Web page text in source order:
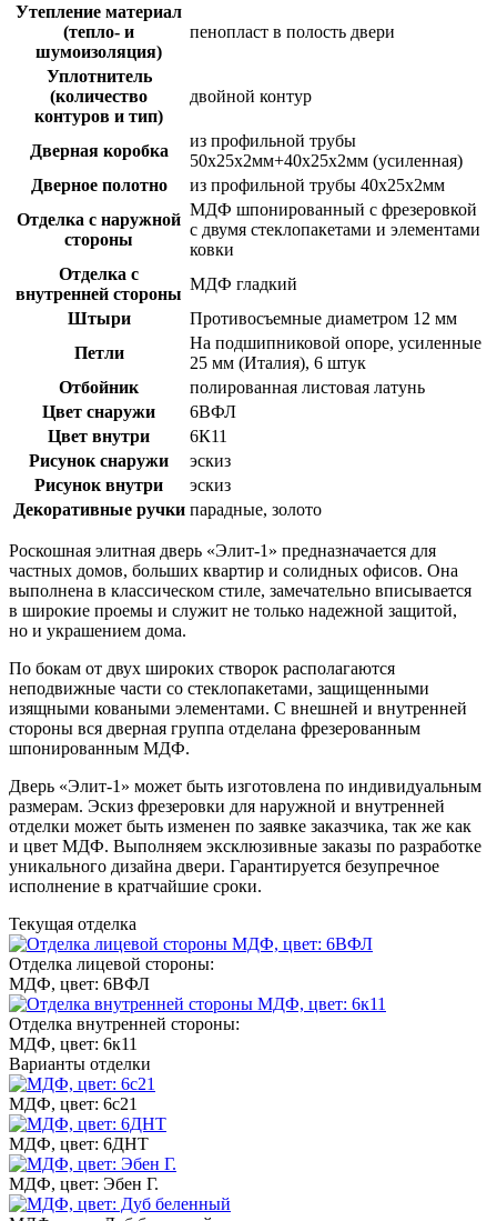
Утепление материал
(тепло- и
шумоизоляция)
пенопласт в полость двери
Уплотнитель
(количество
контуров и тип)
двойной контур
Дверная коробка
из профильной трубы
50х25х2мм+40х25х2мм (усиленная)
Дверное полотно
из профильной трубы 40х25х2мм
Отделка с наружной
стороны
МДФ шпонированный с фрезеровкой
с двумя стеклопакетами и элементами
ковки
Отделка с
внутренней стороны
МДФ гладкий
Штыри
Противосъемные диаметром 12 мм
Петли
На подшипниковой опоре, усиленные
25 мм (Италия), 6 штук
Отбойник
полированная листовая латунь
Цвет снаружи
6ВФЛ
Цвет внутри
6К11
Рисунок снаружи
эскиз
Рисунок внутри
эскиз
Декоративные ручки парадные, золото
Роскошная элитная дверь «Элит-1» предназначается для
частных домов, больших квартир и солидных офисов. Она
выполнена в классическом стиле, замечательно вписывается
в широкие проемы и служит не только надежной защитой,
но и украшением дома.
По бокам от двух широких створок располагаются
неподвижные части со стеклопакетами, защищенными
изящными коваными элементами. С внешней и внутренней
стороны вся дверная группа отделана фрезерованным
шпонированным МДФ.
Дверь «Элит-1» может быть изготовлена по индивидуальным
размерам. Эскиз фрезеровки для наружной и внутренней
отделки может быть изменен по заявке заказчика, так же как
и цвет МДФ. Выполняем эксклюзивные заказы по разработке
уникального дизайна двери. Гарантируется безупречное
исполнение в кратчайшие сроки.
Текущая отделка
Отделка лицевой стороны:
МДФ, цвет: 6ВФЛ
Отделка внутренней стороны:
МДФ, цвет: 6к11
Варианты отделки
МДФ, цвет: 6с21
МДФ, цвет: 6ДНТ
МДФ, цвет: Эбен Г.